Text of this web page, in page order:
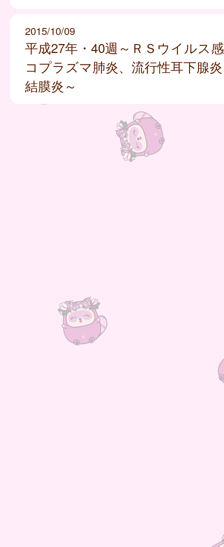
2015/10/09
平成27年・40週～ＲＳウイルス
コプラズマ肺炎、流行性耳下腺
結膜炎～